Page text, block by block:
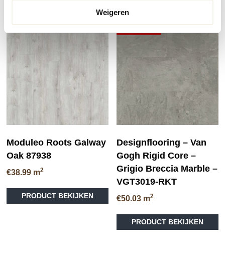
Weigeren
meerdere
optie
gekozen
Moduleo Roots Galway
Oak 87938
€38.99 m2
PRODUCT BEKIJKEN
Designflooring – Van
Gogh Rigid Core –
Grigio Breccia Marble –
VGT3019-RKT
€50.03 m2
PRODUCT BEKIJKEN